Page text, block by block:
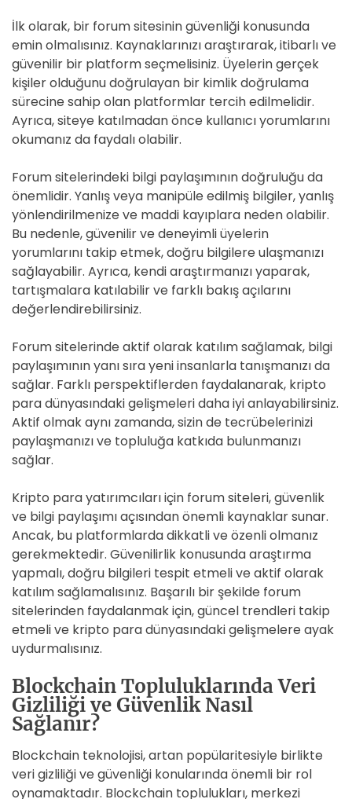
İlk olarak, bir forum sitesinin güvenliği konusunda
emin olmalısınız. Kaynaklarınızı araştırarak, itibarlı ve
güvenilir bir platform seçmelisiniz. Üyelerin gerçek
kişiler olduğunu doğrulayan bir kimlik doğrulama
sürecine sahip olan platformlar tercih edilmelidir.
Ayrıca, siteye katılmadan önce kullanıcı yorumlarını
okumanız da faydalı olabilir.
Forum sitelerindeki bilgi paylaşımının doğruluğu da
önemlidir. Yanlış veya manipüle edilmiş bilgiler, yanlış
yönlendirilmenize ve maddi kayıplara neden olabilir.
Bu nedenle, güvenilir ve deneyimli üyelerin
yorumlarını takip etmek, doğru bilgilere ulaşmanızı
sağlayabilir. Ayrıca, kendi araştırmanızı yaparak,
tartışmalara katılabilir ve farklı bakış açılarını
değerlendirebilirsiniz.
Forum sitelerinde aktif olarak katılım sağlamak, bilgi
paylaşımının yanı sıra yeni insanlarla tanışmanızı da
sağlar. Farklı perspektiflerden faydalanarak, kripto
para dünyasındaki gelişmeleri daha iyi anlayabilirsiniz.
Aktif olmak aynı zamanda, sizin de tecrübelerinizi
paylaşmanızı ve topluluğa katkıda bulunmanızı
sağlar.
Kripto para yatırımcıları için forum siteleri, güvenlik
ve bilgi paylaşımı açısından önemli kaynaklar sunar.
Ancak, bu platformlarda dikkatli ve özenli olmanız
gerekmektedir. Güvenilirlik konusunda araştırma
yapmalı, doğru bilgileri tespit etmeli ve aktif olarak
katılım sağlamalısınız. Başarılı bir şekilde forum
sitelerinden faydalanmak için, güncel trendleri takip
etmeli ve kripto para dünyasındaki gelişmelere ayak
uydurmalısınız.
Blockchain Topluluklarında Veri
Gizliliği ve Güvenlik Nasıl
Sağlanır?
Blockchain teknolojisi, artan popülaritesiyle birlikte
veri gizliliği ve güvenliği konularında önemli bir rol
oynamaktadır. Blockchain toplulukları, merkezi